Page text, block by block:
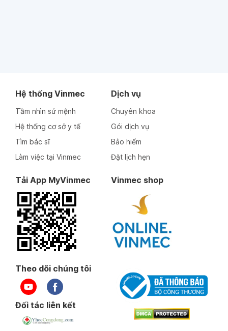
Hệ thống Vinmec
Tầm nhìn sứ mệnh
Hệ thống cơ sở y tế
Tìm bác sĩ
Làm việc tại Vinmec
Dịch vụ
Chuyên khoa
Gói dịch vụ
Bảo hiểm
Đặt lịch hẹn
Tải App MyVinmec Vinmec shop
Theo dõi chúng tôi
Đối tác liên kết